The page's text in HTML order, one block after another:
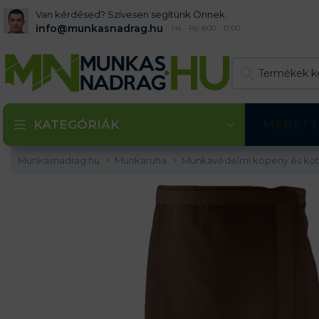
Van kérdésed? Szívesen segítünk Önnek.
info@munkasnadrag.hu Hé - Pé: 8:00 - 17:00
KATEGÓRIÁK
Munkasnadrag.hu Munkaruha Munkavédelmi köpeny és